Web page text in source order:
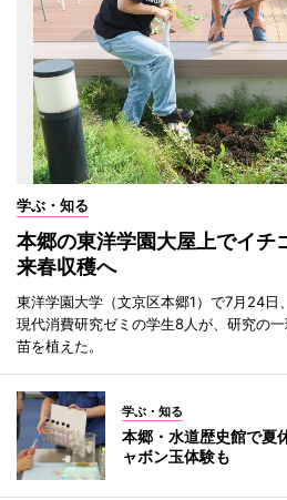
学ぶ・知る
本郷の東洋学園大屋上でイチ
来春収穫へ
東洋学園大学（文京区本郷1）で7月24日
現代消費研究ゼミの学生8人が、研究の
苗を植えた。
学ぶ・知る
本郷・水道歴史館で
ャボン玉体験も